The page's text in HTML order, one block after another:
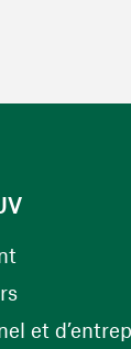
(opens in a
(opens in a
et